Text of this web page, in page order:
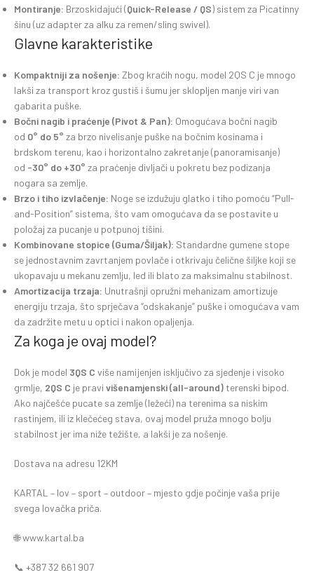
Montiranje: Brzoskidajući (Quick-Release / QS) sistem za Picatinny
šinu (uz adapter za alku za remen/sling swivel).
Glavne karakteristike
Kompaktniji za nošenje: Zbog kraćih nogu, model 2QS C je mnogo
lakši za transport kroz gustiš i šumu jer sklopljen manje viri van
gabarita puške.
Bočni nagib i praćenje (Pivot & Pan): Omogućava bočni nagib
od 0° do 5° za brzo nivelisanje puške na bočnim kosinama i
brdskom terenu, kao i horizontalno zakretanje (panoramisanje)
od -30° do +30° za praćenje divljači u pokretu bez podizanja
nogara sa zemlje.
Brzo i tiho izvlačenje: Noge se izdužuju glatko i tiho pomoću “Pull-
and-Position” sistema, što vam omogućava da se postavite u
položaj za pucanje u potpunoj tišini.
Kombinovane stopice (Guma/Šiljak): Standardne gumene stope
se jednostavnim zavrtanjem povlače i otkrivaju čelične šiljke koji se
ukopavaju u mekanu zemlju, led ili blato za maksimalnu stabilnost.
Amortizacija trzaja: Unutrašnji opružni mehanizam amortizuje
energiju trzaja, što sprječava “odskakanje” puške i omogućava vam
da zadržite metu u optici i nakon opaljenja.
Za koga je ovaj model?
Dok je model 3QS C više namijenjen isključivo za sjedenje i visoko
grmlje, 2QS C je pravi višenamjenski (all-around) terenski bipod.
Ako najčešće pucate sa zemlje (ležeći) na terenima sa niskim
rastinjem, ili iz klečećeg stava, ovaj model pruža mnogo bolju
stabilnost jer ima niže težište, a lakši je za nošenje.
Dostava na adresu 12KM
KARTAL – lov – sport – outdoor – mjesto gdje počinje vaša prije
svega lovačka priča.
🌐 www.kartal.ba
📞 +387 32 661 907